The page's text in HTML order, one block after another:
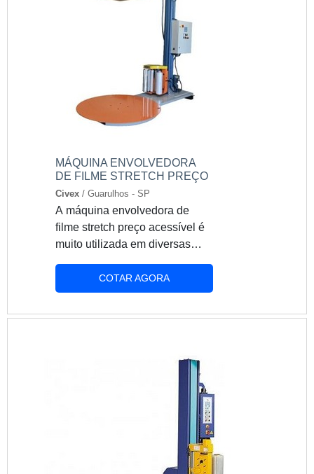
MÁQUINA ENVOLVEDORA
DE FILME STRETCH PREÇO
Civex / Guarulhos - SP
A máquina envolvedora de
filme stretch preço acessível é
muito utilizada em diversas
uma ótimo opção para a
aplicação de filme stretch. A
máquina suporta bobinas com
máquina de filme stretch possui
desenvolve funções básicas,
até funções mais específicas,
configurações para melhor
COTAR AGORA